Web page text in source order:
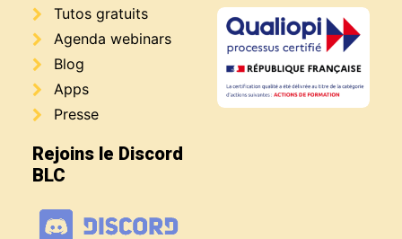
Tutos gratuits
Agenda webinars
Blog
Apps
Presse
Rejoins le Discord
BLC